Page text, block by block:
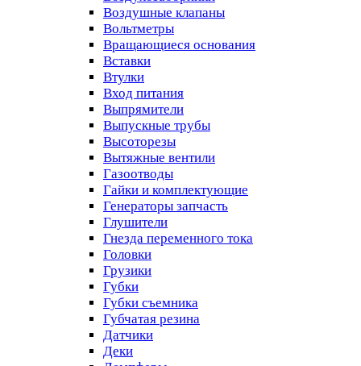
Воздушные клапаны
Вольтметры
Вращающиеся основания
Вставки
Втулки
Вход питания
Выпрямители
Выпускные трубы
Высоторезы
Вытяжные вентили
Газоотводы
Гайки и комплектующие
Генераторы запчасть
Глушители
Гнезда переменного тока
Головки
Грузики
Губки
Губки съемника
Губчатая резина
Датчики
Деки